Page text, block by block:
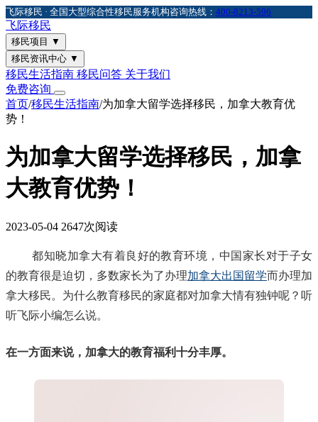
飞际移民 · 全国大型综合性移民服务机构咨询热线： 400-8213-596
飞际移民
移民项目 ▼
移民资讯中心 ▼
移民生活指南 移民问答 关于我们
免费咨询
首页/移民生活指南/为加拿大留学选择移民，加拿大教育优
势！
为加拿大留学选择移民，加拿
大教育优势！
2023-05-04 2647次阅读
都知晓加拿大有着良好的教育环境，中国家长对于子女
的教育很是迫切，多数家长为了办理加拿大出国留学而办理加
拿大移民。为什么教育移民的家庭都对加拿大情有独钟呢？听
听飞际小编怎么说。
在一方面来说，加拿大的教育福利十分丰厚。